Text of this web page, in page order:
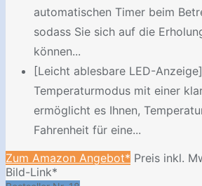
automatischen Timer beim
sodass Sie sich auf die
können...
[Leicht ablesbare LED-
Temperaturmodus mit einer
ermöglicht es Ihnen,
Fahrenheit für eine...
Zum Amazon Angebot* Preis inkl.
Bild-Link*